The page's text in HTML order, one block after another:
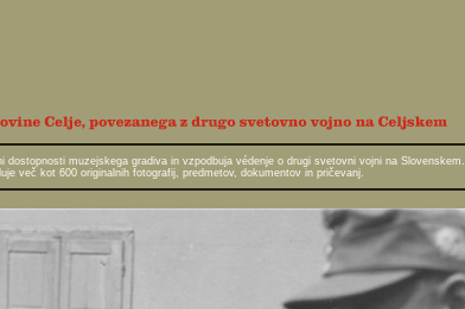
dostopnosti muzejskega gradiva in vzpodbuja védenje o drugi svetovni vojni na Slovenskem.
več kot 600 originalnih fotografij, predmetov, dokumentov in pričevanj.